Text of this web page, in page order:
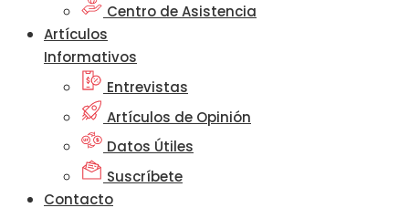
Centro de Asistencia
Artículos
Informativos
Entrevistas
Artículos de Opinión
Datos Útiles
Suscríbete
Contacto